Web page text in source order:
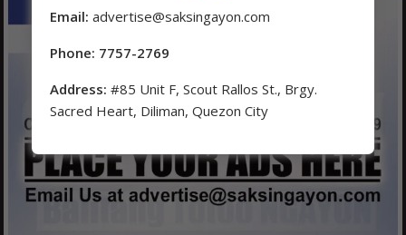
Email: advertise@saksingayon.com
Phone: 7757-2769
Address: #85 Unit F, Scout Rallos St., Brgy.
Sacred Heart, Diliman, Quezon City